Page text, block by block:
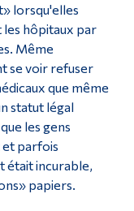
lorsqu'elles
hôpitaux par
Même
se voir refuser
que même
statut légal
les gens
parfois
était incurable,
papiers.